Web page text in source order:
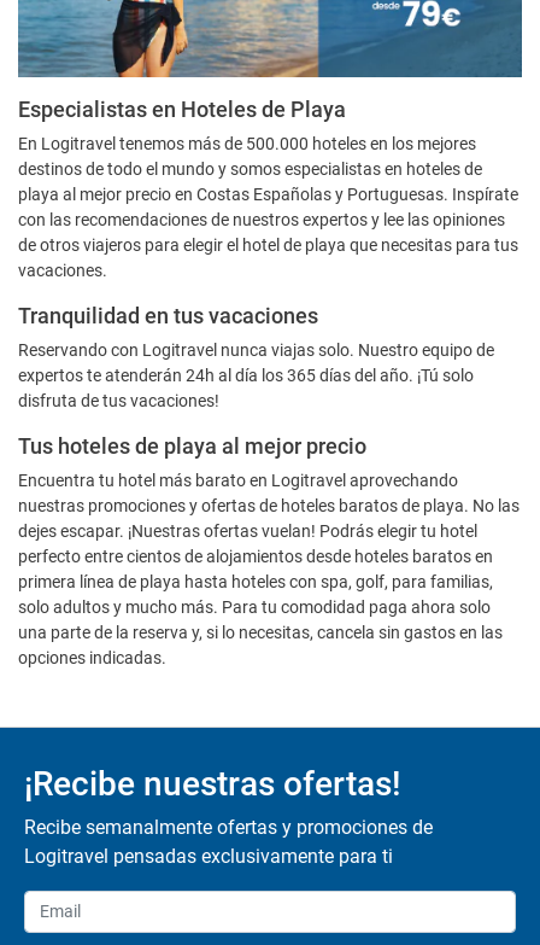
Especialistas en Hoteles de Playa
En Logitravel tenemos más de 500.000 hoteles en los mejores
destinos de todo el mundo y somos especialistas en hoteles de
playa al mejor precio en Costas Españolas y Portuguesas. Inspírate
con las recomendaciones de nuestros expertos y lee las opiniones
de otros viajeros para elegir el hotel de playa que necesitas para tus
vacaciones.
Tranquilidad en tus vacaciones
Reservando con Logitravel nunca viajas solo. Nuestro equipo de
expertos te atenderán 24h al día los 365 días del año. ¡Tú solo
disfruta de tus vacaciones!
Tus hoteles de playa al mejor precio
Encuentra tu hotel más barato en Logitravel aprovechando
nuestras promociones y ofertas de hoteles baratos de playa. No las
dejes escapar. ¡Nuestras ofertas vuelan! Podrás elegir tu hotel
perfecto entre cientos de alojamientos desde hoteles baratos en
primera línea de playa hasta hoteles con spa, golf, para familias,
solo adultos y mucho más. Para tu comodidad paga ahora solo
una parte de la reserva y, si lo necesitas, cancela sin gastos en las
opciones indicadas.
¡Recibe nuestras ofertas!
Recibe semanalmente ofertas y promociones de
Logitravel pensadas exclusivamente para ti